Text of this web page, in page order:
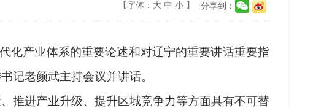
【字体： 大 中 小 】 分享到：
产业体系的重要论述和对辽宁的重要讲话重要指
记老颜武主持会议并讲话。
进产业升级、提升区域竞争力等方面具有不可替